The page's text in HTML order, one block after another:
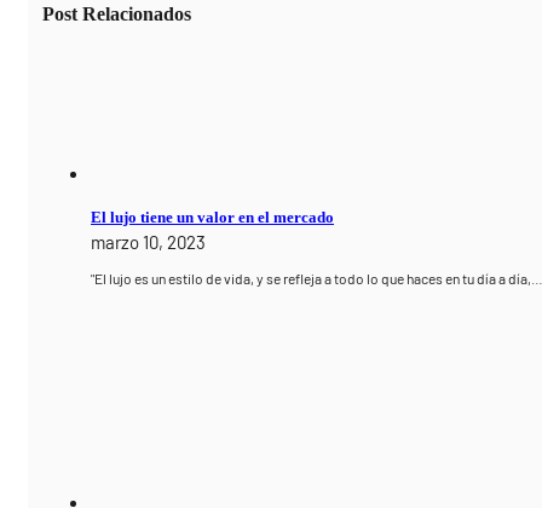
Post Relacionados
El lujo tiene un valor en el mercado
marzo 10, 2023
"El lujo es un estilo de vida, y se refleja a todo lo que haces en tu día a